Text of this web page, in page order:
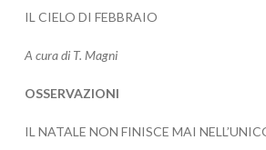
IL CIELO DI FEBBRAIO
A cura di T. Magni
OSSERVAZIONI
IL NATALE NON FINISCE MAI